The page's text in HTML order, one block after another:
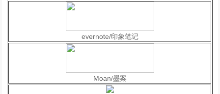
evernote/印象笔记
Moan/墨案